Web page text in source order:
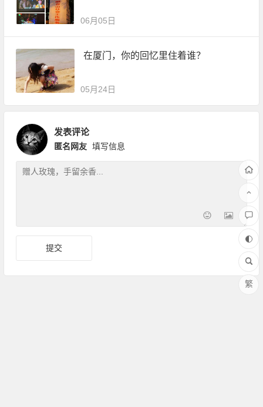
06月05日
在厦门，你的回忆里住着谁？
05月24日
发表评论
匿名网友 填写信息
繁